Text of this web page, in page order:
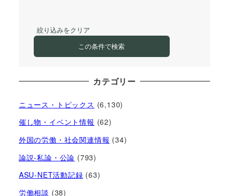
絞り込みをクリア
この条件で検索
カテゴリー
ニュース・トピックス (6,130)
催し物・イベント情報 (62)
外国の労働・社会関連情報 (34)
論説-私論・公論 (793)
ASU-NET活動記録 (63)
労働相談 (38)